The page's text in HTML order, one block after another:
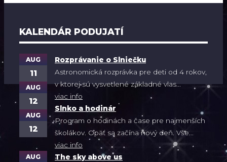
KALENDÁR PODUJATÍ
AUG
11
Rozprávanie o Slniečku
Astronomická rozprávka pre deti od 4 rokov,
v ktorej sú vysvetlené základné vlas...
viac info
AUG
12
Slnko a hodinár
Program o hodinách a čase pre najmenších
školákov. Opäť sa začína nový deň. Vše...
viac info
AUG
12
The sky above us
AUG